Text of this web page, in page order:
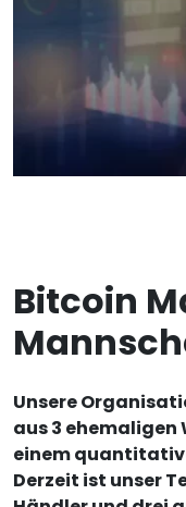
Bitcoin
Unsere
aus 3
einem
Derzeit ist unser